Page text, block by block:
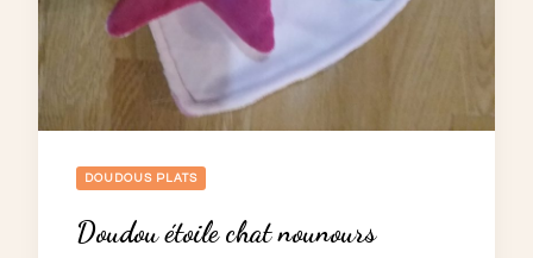
DOUDOUS PLATS
Doudou étoile chat nounours